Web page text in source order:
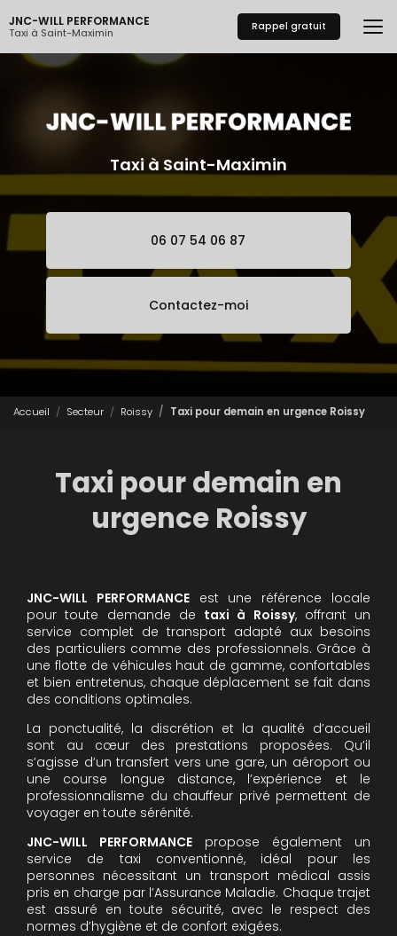
au
contenu
principal
JNC-WILL PERFORMANCE
Taxi à Saint-Maximin Rappel gratuit
Taxi à Saint-Maximin
06 07 54 06 87
Contactez-moi
Accueil Secteur Roissy Taxi pour demain en urgence Roissy
Taxi pour demain en
urgence Roissy
JNC-WILL PERFORMANCEest une référence locale
pour toute demande de taxi à Roissy, offrant un
service complet de transport adapté aux besoins
des particuliers comme des professionnels. Grâce à
une flotte de véhicules haut de gamme, confortables
et bien entretenus, chaque déplacement se fait dans
des conditions optimales.
La ponctualité, la discrétion et la qualité d’accueil
sont au cœur des prestations proposées. Qu’il
s’agisse d’un transfert vers une gare, un aéroport ou
une course longue distance, l’expérience et le
professionnalisme du chauffeur privé permettent de
voyager en toute sérénité.
JNC-WILL PERFORMANCE propose également un
service de taxi conventionné, idéal pour les
personnes nécessitant un transport médical assis
pris en charge par l’Assurance Maladie. Chaque trajet
est assuré en toute sécurité, avec le respect des
normes d’hygiène et de confort exigées.